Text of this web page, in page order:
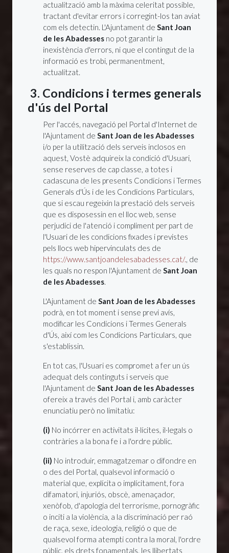
actualització amb la màxima celeritat possible,
tractant d'evitar errors i corregint-los tan aviat
com els detectin. L'Ajuntament de Sant Joan
de les Abadesses no pot garantir la
inexistència d'errors, ni que el contingut de la
informació es trobi, permanentment,
actualitzat.
3. Condicions i termes generals
d'ús del Portal
Per l'accés, navegació pel Portal d'Internet de
l'Ajuntament de Sant Joan de les Abadesses
i/o per la utilització dels serveis inclosos en
aquest, Vostè adquireix la condició d'Usuari,
sense reserves de cap classe, a totes i
cadascuna de les presents Condicions i Termes
Generals d'Ús i de les Condicions Particulars,
que si escau regeixin la prestació dels serveis
que es disposessin en el lloc web, sense
perjudici de l'atenció i compliment per part de
l'Usuari de les condicions fixades i previstes
pels llocs web hipervinculats des de
https://www.santjoandelesabadesses.cat/., de
les quals no respon l'Ajuntament de Sant Joan
de les Abadesses.
L'Ajuntament de Sant Joan de les Abadesses
podrà, en tot moment i sense previ avís,
modificar les Condicions i Termes Generals
d'Ús, així com les Condicions Particulars, que
s'establissin.
En tot cas, l'Usuari es compromet a fer un ús
adequat dels continguts i serveis que
l'Ajuntament de Sant Joan de les Abadesses
ofereix a través del Portal i, amb caràcter
enunciatiu però no limitatiu:
(i) No incórrer en activitats il·lícites, il·legals o
contràries a la bona fe i a l'ordre públic.
(ii) No introduir, emmagatzemar o difondre en
o des del Portal, qualsevol informació o
material que, explícita o implícitament, fora
difamatori, injuriós, obscè, amenaçador,
xenòfob, d'apologia del terrorisme, pornogràfic
o inciti a la violència, a la discriminació per raó
de raça, sexe, ideologia, religió o que de
qualsevol forma atempti contra la moral, l'ordre
públic, els drets fonamentals, les llibertats